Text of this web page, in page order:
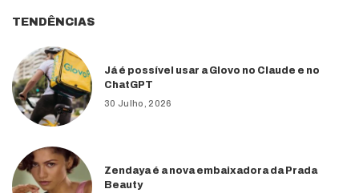
TENDÊNCIAS
Já é possível usar a Glovo no Claude e no
ChatGPT
30 Julho, 2026
Zendaya é a nova embaixadora da Prada
Beauty